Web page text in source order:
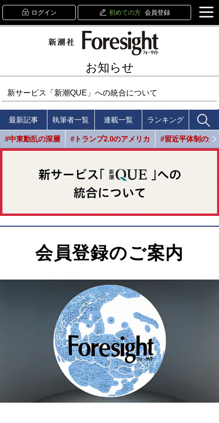
ログイン 初めての方 会員登録
お知らせ
新サービス「新潮QUE」への統合について
最新記事 執筆者一覧 連載一覧 ランキング
#中東動乱の深層 #トランプ2.0のアメリカ #習近平体制の光
会員登録のご案内